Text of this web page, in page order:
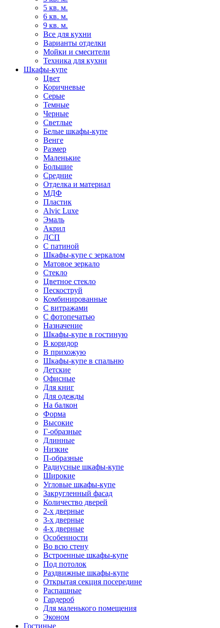
5 кв. м.
6 кв. м.
9 кв. м.
Все для кухни
Варианты отделки
Мойки и смесители
Техника для кухни
Шкафы-купе
Цвет
Коричневые
Серые
Темные
Черные
Светлые
Белые шкафы-купе
Венге
Размер
Маленькие
Большие
Средние
Отделка и материал
МДФ
Пластик
Alvic Luxe
Эмаль
Акрил
ДСП
С патиной
Шкафы-купе с зеркалом
Матовое зеркало
Стекло
Цветное стекло
Пескоструй
Комбинированные
С витражами
С фотопечатью
Назначение
Шкафы-купе в гостиную
В коридор
В прихожую
Шкафы-купе в спальню
Детские
Офисные
Для книг
Для одежды
На балкон
Форма
Высокие
Г-образные
Длинные
Низкие
П-образные
Радиусные шкафы-купе
Широкие
Угловые шкафы-купе
Закругленный фасад
Количество дверей
2-х дверные
3-х дверные
4-х дверные
Особенности
Во всю стену
Встроенные шкафы-купе
Под потолок
Раздвижные шкафы-купе
Открытая секция посередине
Распашные
Гардероб
Для маленького помещения
Эконом
Гостиные